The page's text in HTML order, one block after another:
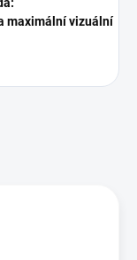
maximální vizuální